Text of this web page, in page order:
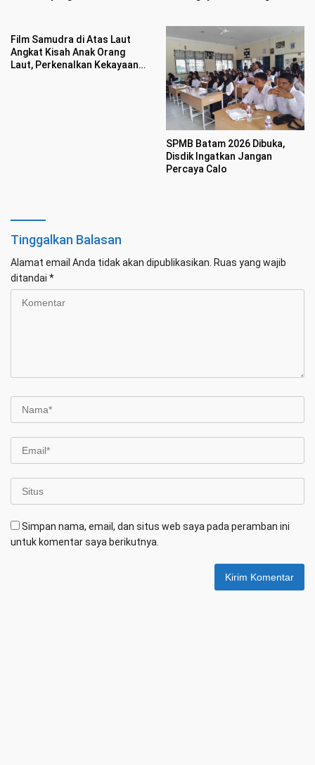
Film Samudra di Atas Laut
Angkat Kisah Anak Orang
Laut, Perkenalkan Kekayaan
SPMB Batam 2026 Dibuka,
Disdik Ingatkan Jangan
Percaya Calo
Tinggalkan Balasan
Alamat email Anda tidak akan dipublikasikan. Ruas yang wajib
ditandai *
Simpan nama, email, dan situs web saya pada peramban ini
untuk komentar saya berikutnya.